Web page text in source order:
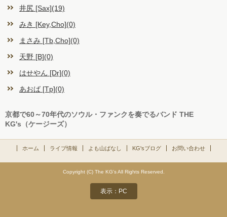
お問い合わせ
井尻 [Sax](19)
みき [Key,Cho](0)
まさみ [Tb,Cho](0)
天野 [B](0)
はせやん [Dr](0)
あおば [Tp](0)
京都で60～70年代のソウル・ファンクを奏でるバンド THE
KG's（ケージーズ）
ホーム ライブ情報 よも山ばなし KG'sブログ お問い合わせ
Copyright (C) The KG's All Rights Reserved.
表示：PC